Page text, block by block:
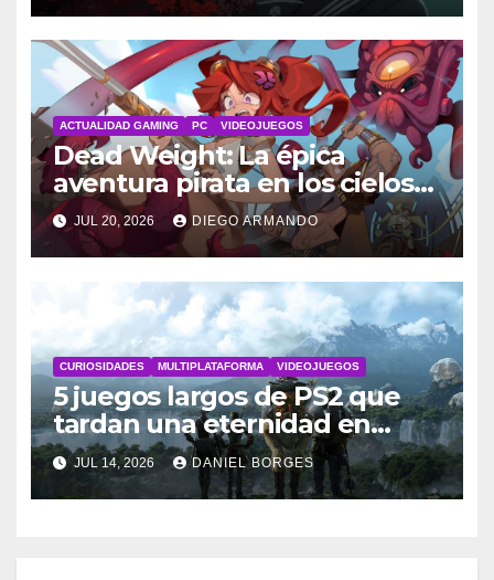
ACTUALIDAD GAMING PC VIDEOJUEGOS
Dead Weight: La épica
aventura pirata en los cielos
steampunk
JUL 20, 2026 DIEGO ARMANDO
CURIOSIDADES MULTIPLATAFORMA VIDEOJUEGOS
5 juegos largos de PS2 que
tardan una eternidad en
completarse
JUL 14, 2026 DANIEL BORGES